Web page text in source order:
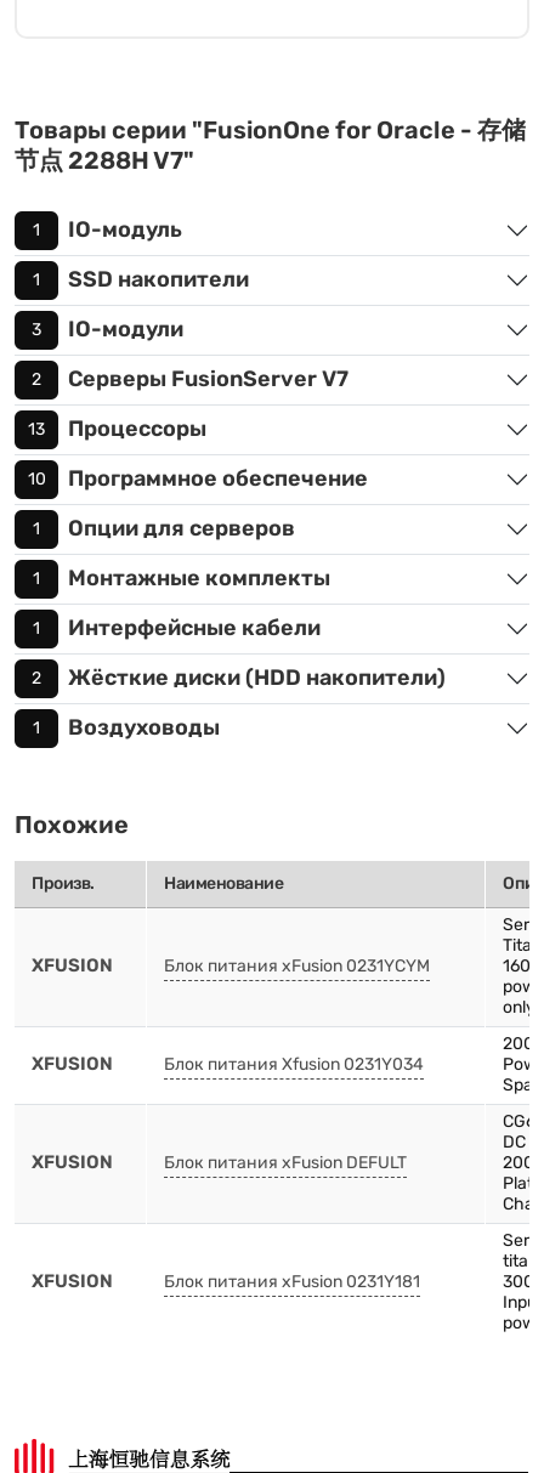
Товары серии "FusionOne for Oracle - 存储
节点 2288H V7"
1 IO-модуль
1 SSD накопители
3 IO-модули
2 Серверы FusionServer V7
13 Процессоры
10 Программное обеспечение
1 Опции для серверов
1 Монтажные комплекты
1 Интерфейсные кабели
2 Жёсткие диски (HDD накопители)
1 Воздуховоды
Похожие
Произв. Наименование
XFUSION Блок питания xFusion 0231YCYM
only
XFUSION Блок питания Xfusion 0231Y034
XFUSION Блок питания xFusion DEFULT
DC
XFUSION Блок питания xFusion 0231Y181